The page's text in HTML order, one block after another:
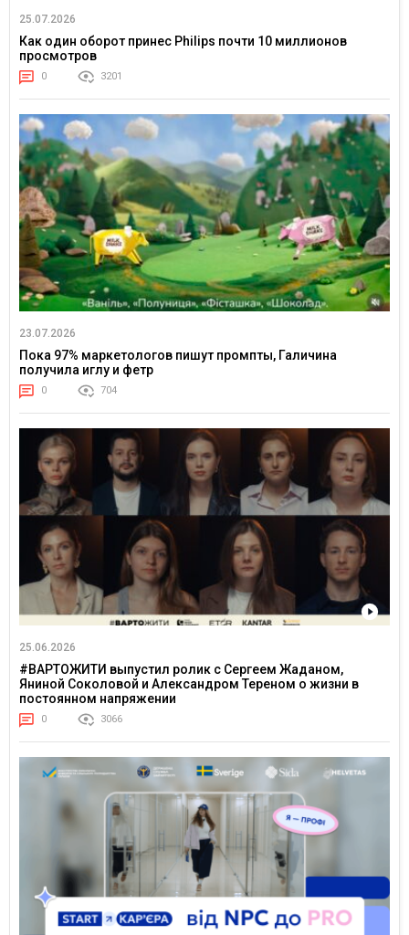
25.07.2026
Как один оборот принес Philips почти 10 миллионов
просмотров
0 3201
23.07.2026
Пока 97% маркетологов пишут промпты, Галичина
получила иглу и фетр
0 704
25.06.2026
#ВАРТОЖИТИ выпустил ролик с Сергеем Жаданом,
Яниной Соколовой и Александром Тереном о жизни в
постоянном напряжении
0 3066